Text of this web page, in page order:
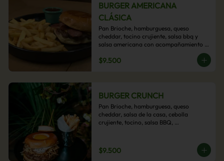
BURGER AMERICANA
CLÁSICA
Pan Brioche, hamburguesa, queso
cheddar, tocino crujiente, salsa bbq y
salsa americana con acompañamiento
$9.500
BURGER CRUNCH
Pan Brioche, hamburguesa, queso
cheddar, salsa de la casa, cebolla
crujiente, tocino, salsa BBQ,
$9.500